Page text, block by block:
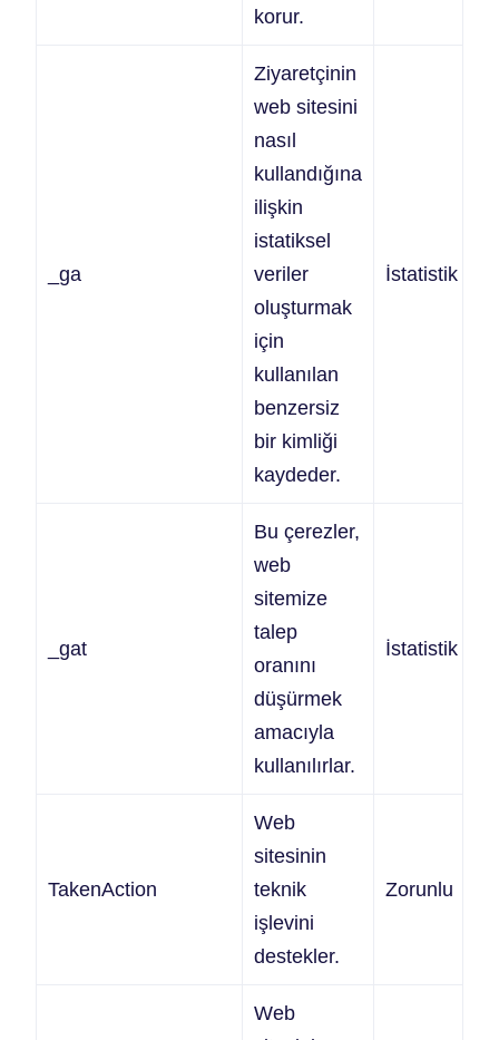
korur.
_ga
Ziyaretçinin
web sitesini
nasıl
kullandığına
ilişkin
istatiksel
veriler
oluşturmak
için
kullanılan
benzersiz
bir kimliği
kaydeder.
İstatistik
_gat
Bu çerezler,
web
sitemize
talep
oranını
düşürmek
amacıyla
kullanılırlar.
İstatistik
TakenAction
Web
sitesinin
teknik
işlevini
destekler.
Zorunlu
Web